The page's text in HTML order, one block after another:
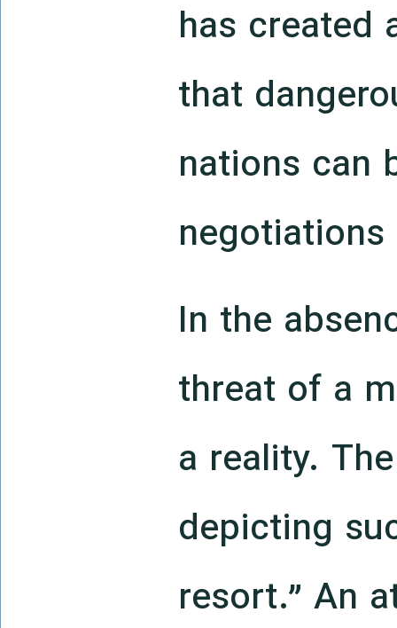
has created
that
nations can
In the
threat of a
a reality.
depicting
resort.” An